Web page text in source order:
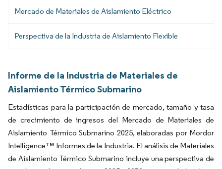
Mercado de Materiales de Aislamiento Eléctrico
Perspectiva de la Industria de Aislamiento Flexible
Informe de la Industria de Materiales de
Aislamiento Térmico Submarino
Estadísticas para la participación de mercado, tamaño y tasa
de crecimiento de ingresos del Mercado de Materiales de
Aislamiento Térmico Submarino 2025, elaboradas por Mordor
Intelligence™ Informes de la Industria. El análisis de Materiales
de Aislamiento Térmico Submarino incluye una perspectiva de